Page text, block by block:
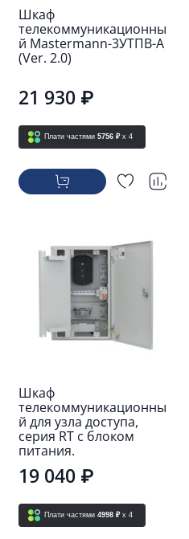
Шкаф
телекоммуникационны
й Mastermann-3УТПВ-А
(Ver. 2.0)
21 930 ₽
Плати частями 5756 ₽ x 4
Шкаф
телекоммуникационны
й для узла доступа,
серия RT с блоком
питания.
19 040 ₽
Плати частями 4998 ₽ x 4